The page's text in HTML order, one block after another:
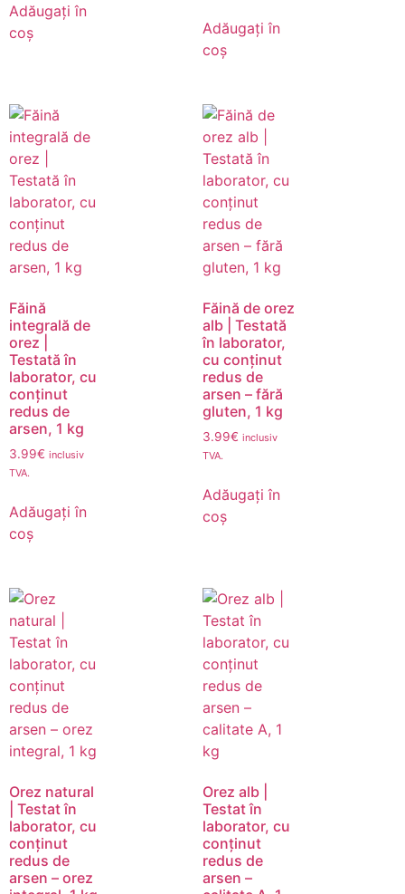
Adăugați în
coș
Adăugați în
coș
Făină
integrală de
orez |
Testată în
laborator, cu
conținut
redus de
arsen, 1 kg
3.99€ inclusiv
TVA.
Adăugați în
coș
Făină de orez
alb | Testată
în laborator,
cu conținut
redus de
arsen – fără
gluten, 1 kg
3.99€ inclusiv
TVA.
Adăugați în
coș
Orez natural
| Testat în
laborator, cu
conținut
redus de
arsen – orez
Orez alb |
Testat în
laborator, cu
conținut
redus de
arsen –